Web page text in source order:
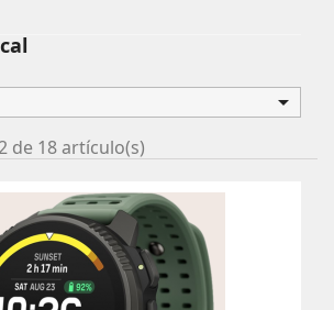

de 18 artículo(s)